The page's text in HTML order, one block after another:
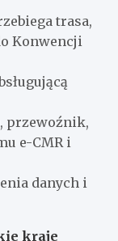
trasa,
Konwencji
przewoźnik,
e-CMR i
danych i
kraje